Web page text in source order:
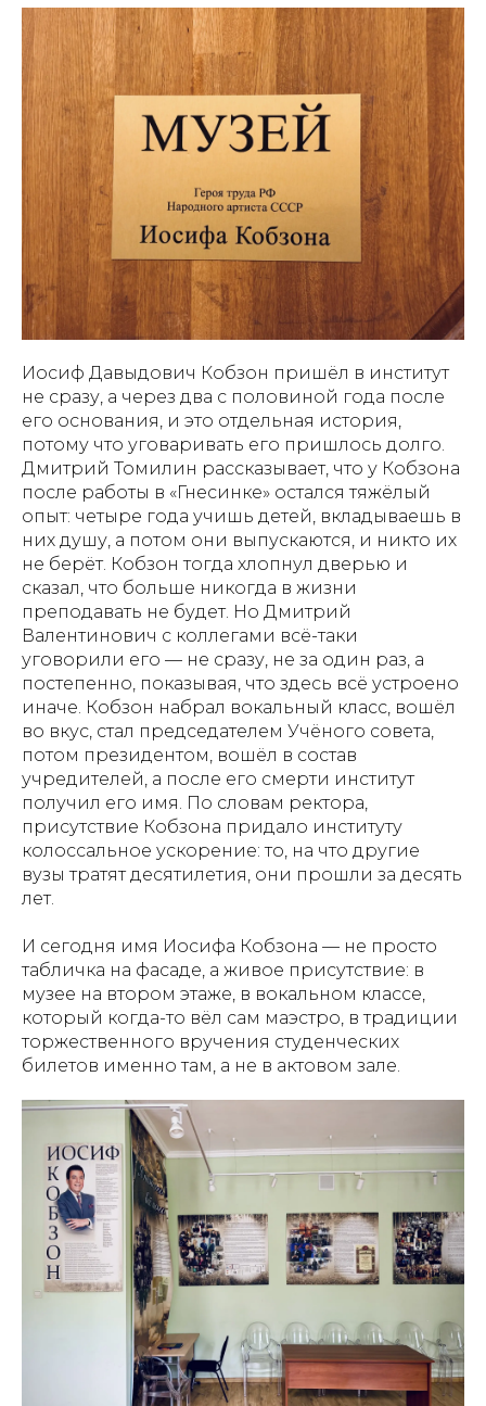
Иосиф Давыдович Кобзон пришёл в институт
не сразу, а через два с половиной года после
его основания, и это отдельная история,
потому что уговаривать его пришлось долго.
Дмитрий Томилин рассказывает, что у Кобзона
после работы в «Гнесинке» остался тяжёлый
опыт: четыре года учишь детей, вкладываешь в
них душу, а потом они выпускаются, и никто их
не берёт. Кобзон тогда хлопнул дверью и
сказал, что больше никогда в жизни
преподавать не будет. Но Дмитрий
Валентинович с коллегами всё-таки
уговорили его — не сразу, не за один раз, а
постепенно, показывая, что здесь всё устроено
иначе. Кобзон набрал вокальный класс, вошёл
во вкус, стал председателем Учёного совета,
потом президентом, вошёл в состав
учредителей, а после его смерти институт
получил его имя. По словам ректора,
присутствие Кобзона придало институту
колоссальное ускорение: то, на что другие
вузы тратят десятилетия, они прошли за десять
лет.
И сегодня имя Иосифа Кобзона — не просто
табличка на фасаде, а живое присутствие: в
музее на втором этаже, в вокальном классе,
который когда-то вёл сам маэстро, в традиции
торжественного вручения студенческих
билетов именно там, а не в актовом зале.